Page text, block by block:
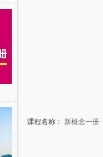
课程名称： 新概念一册